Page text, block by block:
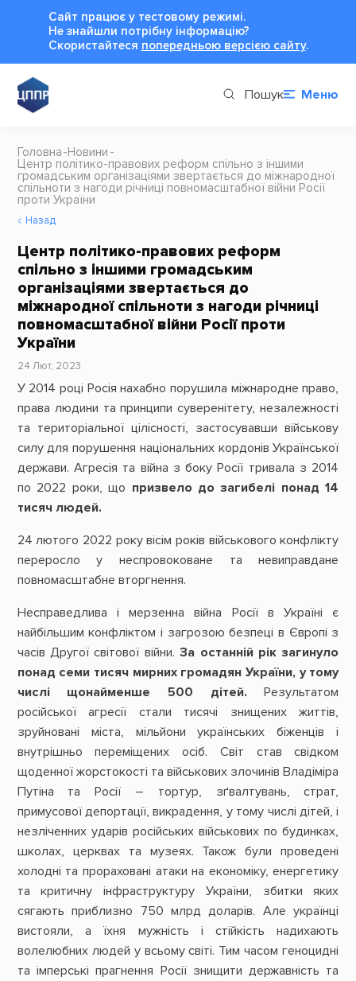
Сайт працює у тестовому режимі.
Не знайшли потрібну інформацію?
Cкористайтеся попередньою версією сайту.
Пошук Меню
Головна Новини
Центр політико-правових реформ спільно з іншими
громадським організаціями звертається до міжнародної
спільноти з нагоди річниці повномасштабної війни Росії
проти України
Назад
Центр політико-правових реформ
спільно з іншими громадським
організаціями звертається до
міжнародної спільноти з нагоди річниці
повномасштабної війни Росії проти
України
24 Лют, 2023
У 2014 році Росія нахабно порушила міжнародне право,
права людини та принципи суверенітету, незалежності
та територіальної цілісності, застосувавши військову
силу для порушення національних кордонів Української
держави. Агресія та війна з боку Росії тривала з 2014
по 2022 роки, що призвело до загибелі понад 14
тисяч людей.
24 лютого 2022 року вісім років військового конфлікту
переросло у неспровоковане та невиправдане
повномасштабне вторгнення.
Несправедлива і мерзенна війна Росії в Україні є
найбільшим конфліктом і загрозою безпеці в Європі з
часів Другої світової війни.За останній рік загинуло
понад семи тисяч мирних громадян України, у тому
числі щонайменше 500 дітей. Результатом
російської агресії стали тисячі знищених життів,
зруйновані міста, мільйони українських біженців і
внутрішньо переміщених осіб. Світ став свідком
щоденної жорстокості та військових злочинів Владіміра
Путіна та Росії – тортур, зґвалтувань, страт,
примусової депортації, викрадення, у тому числі дітей, і
незліченних ударів російських військових по будинках,
школах, церквах та музеях. Також були проведені
холодні та прораховані атаки на економіку, енергетику
та критичну інфраструктуру України, збитки яких
сягають приблизно 750 млрд доларів. Але українці
вистояли, а їхня мужність і стійкість надихають
волелюбних людей у всьому світі. Тим часом геноцидні
та імперські прагнення Росії знищити державність та